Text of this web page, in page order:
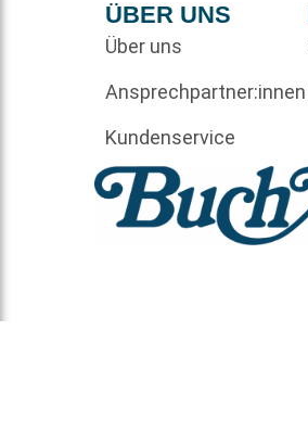
ÜBER UNS
Über uns
Ansprechpartner:innen
Kundenservice